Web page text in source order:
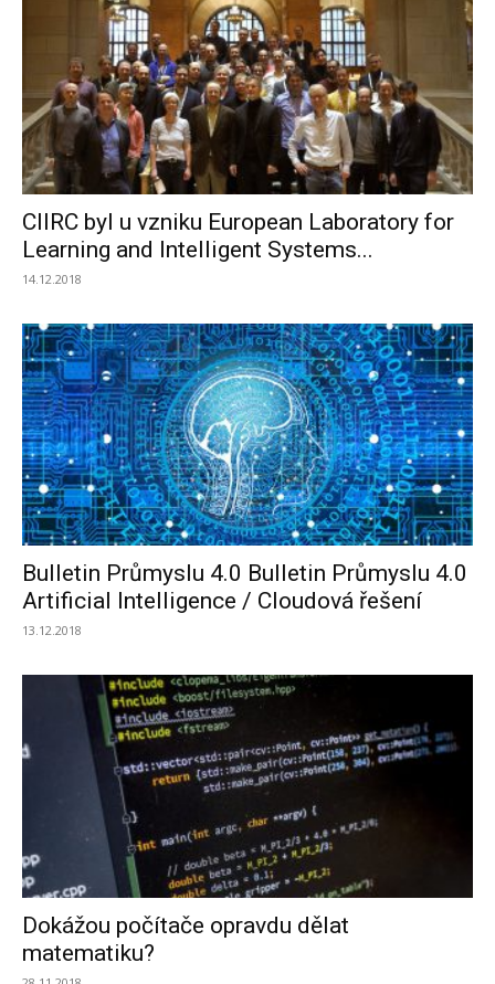
CIIRC byl u vzniku European Laboratory for
Learning and Intelligent Systems...
14.12.2018
Bulletin Průmyslu 4.0 Bulletin Průmyslu 4.0
Artificial Intelligence / Cloudová řešení
13.12.2018
Dokážou počítače opravdu dělat
matematiku?